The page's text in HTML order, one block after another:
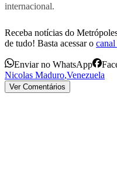
internacional.
Receba notícias do
de tudo! Basta acessar o
Enviar no WhatsApp
Nicolas Maduro,Venezuela
Ver Comentários